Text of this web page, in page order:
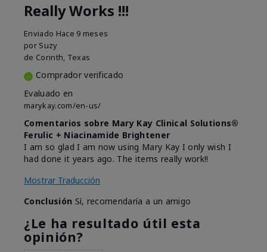
Really Works !!!
Enviado Hace 9 meses
por Suzy
de Corinth, Texas
Comprador verificado
Evaluado en
marykay.com/en-us/
Comentarios sobre Mary Kay Clinical Solutions®
Ferulic + Niacinamide Brightener
I am so glad I am now using Mary Kay I only wish I
had done it years ago. The items really work!!
Mostrar Traducción
Conclusión Sí, recomendaría a un amigo
¿Le ha resultado útil esta
opinión?